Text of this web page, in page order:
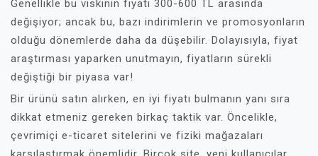
Genellikle bu viskinin fiyatı 300-600 TL arasında
değişiyor; ancak bu, bazı indirimlerin ve promosyonların
olduğu dönemlerde daha da düşebilir. Dolayısıyla, fiyat
araştırması yaparken unutmayın, fiyatların sürekli
değiştiği bir piyasa var!
Bir ürünü satın alırken, en iyi fiyatı bulmanın yanı sıra
dikkat etmeniz gereken birkaç taktik var. Öncelikle,
çevrimiçi e-ticaret sitelerini ve fiziki mağazaları